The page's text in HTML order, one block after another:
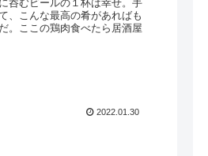
呑むビールの１杯は幸せ。手
、こんな最高の肴があればも
。ここの鶏肉食べたら居酒屋
2022.01.30